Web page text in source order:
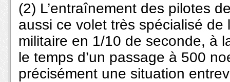
(2) L’entraînement des pilotes
aussi ce volet très spécialisé de
militaire en 1/10 de seconde, à
le temps d’un passage à 500
précisément une situation